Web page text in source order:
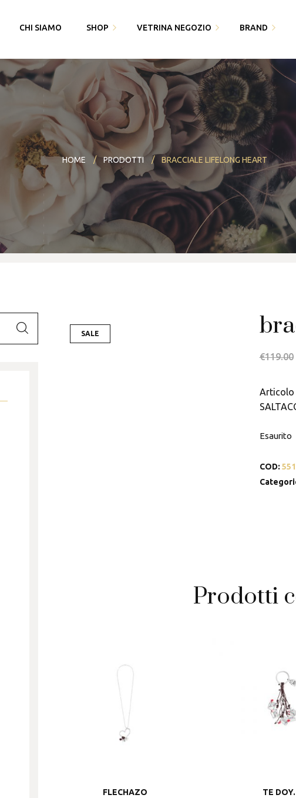
CHI SIAMO SHOP
Fedi Polello
Bracciali saldati e gioielli
permanenti
Bomboniere
Partecipazioni
I miei dati
VETRINA NEGOZIO
Gioiello
Piquadro
Swarovski
Thun
Bracciali saldati e gioielli
permanenti
BRAND
Cingomma
Gioielleria Karin1981
Maserati
Paciotti 4US
Piquadro
Polello
Alisia
HOME PRODOTTI BRACCIALE LIFELONG HEART
SALE
€119.00
Articolo
Esaurito
COD:
Prodotti
FLECHAZO TE